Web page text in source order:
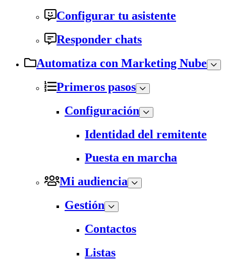
Configurar tu asistente
Responder chats
Automatiza con Marketing Nube
Primeros pasos
Configuración
Identidad del remitente
Puesta en marcha
Mi audiencia
Gestión
Contactos
Listas